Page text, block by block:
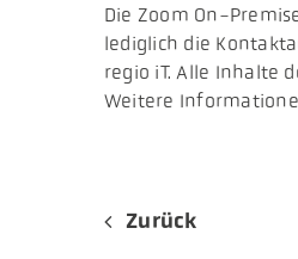
Die Zoom On-
lediglich die
regio iT. Alle Inhalte
Weitere
Zurück